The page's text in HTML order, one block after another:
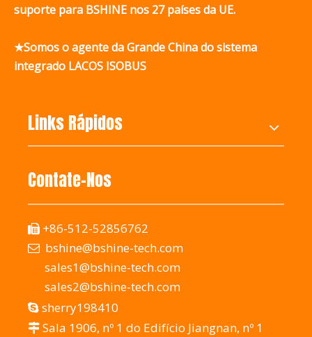
suporte para BSHINE nos 27 países da UE.
★Somos o agente da Grande China do sistema
integrado LACOS ISOBUS
Links Rápidos
Contate-Nos
 +86-512-52856762
 bshine@bshine-tech.com
sales1@bshine-tech.com
sales2@bshine-tech.com
 sherry198410
 Sala 1906, nº 1 do Edifício Jiangnan, nº 1